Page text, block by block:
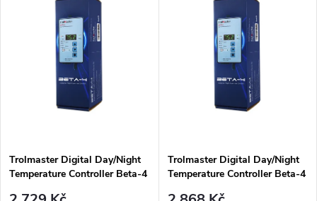
r
Abecedně
p
r
Trolmaster Digital Day/Night
Temperature Controller Beta-4
Trolmaster Digital Day/Night
Temperature Controller Beta-4